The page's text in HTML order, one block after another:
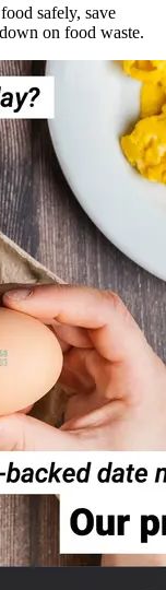
safely, save
on food waste.